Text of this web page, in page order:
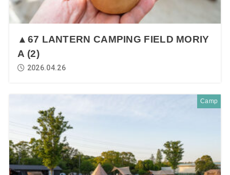
▲67 LANTERN CAMPING FIELD MORIY
A (2)
2026.04.26
Camp